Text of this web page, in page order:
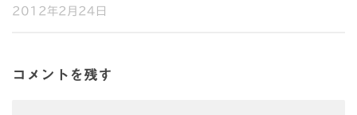
2012年2月24日
コメントを残す